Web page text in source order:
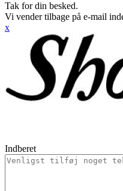
Tak for din besked.
Vi vender tilbage på e-mail
x
Indberet